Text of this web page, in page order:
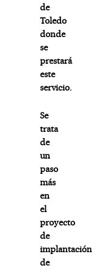
de
Toledo
donde
se
prestará
este
servicio.
Se
trata
de
un
paso
más
en
el
proyecto
de
implantación
de